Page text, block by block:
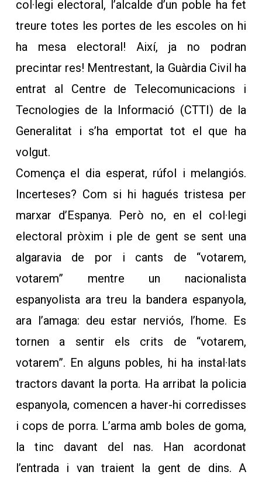
col·legi electoral, l’alcalde d’un poble ha fet
treure totes les portes de les escoles on hi
ha mesa electoral! Així, ja no podran
precintar res! Mentrestant, la Guàrdia Civil ha
entrat al Centre de Telecomunicacions i
Tecnologies de la Informació (CTTI) de la
Generalitat i s’ha emportat tot el que ha
volgut.
Comença el dia esperat, rúfol i melangiós.
Incerteses? Com si hi hagués tristesa per
marxar d’Espanya. Però no, en el col·legi
electoral pròxim i ple de gent se sent una
algaravia de por i cants de “votarem,
votarem” mentre un nacionalista
espanyolista ara treu la bandera espanyola,
ara l’amaga: deu estar nerviós, l’home. Es
tornen a sentir els crits de “votarem,
votarem”. En alguns pobles, hi ha instal·lats
tractors davant la porta. Ha arribat la policia
espanyola, comencen a haver-hi corredisses
i cops de porra. L’arma amb boles de goma,
la tinc davant del nas. Han acordonat
l’entrada i van traient la gent de dins. A